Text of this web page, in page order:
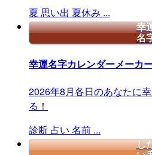
夏 思い出 夏休み ...
幸
名
幸運名字カレンダーメーカ
2026年8月各日のあなたに
る！
診断 占い 名前 ...
し